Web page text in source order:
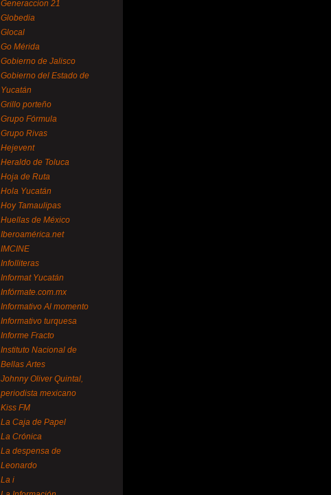
Generaccion 21
Globedia
Glocal
Go Mérida
Gobierno de Jalisco
Gobierno del Estado de
Yucatán
Grillo porteño
Grupo Fórmula
Grupo Rivas
Hejevent
Heraldo de Toluca
Hoja de Ruta
Hola Yucatán
Hoy Tamaulipas
Huellas de México
Iberoamérica.net
IMCINE
Infolliteras
Informat Yucatán
Infórmate.com.mx
Informativo Al momento
Informativo turquesa
Informe Fracto
Instituto Nacional de
Bellas Artes
Johnny Oliver Quintal,
periodista mexicano
Kiss FM
La Caja de Papel
La Crónica
La despensa de
Leonardo
La i